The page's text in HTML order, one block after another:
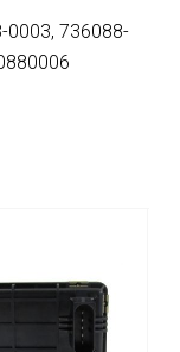
0003, 736088-